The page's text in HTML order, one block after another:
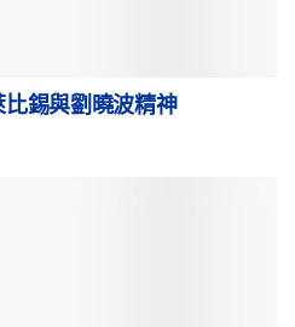
比錫與劉曉波精神